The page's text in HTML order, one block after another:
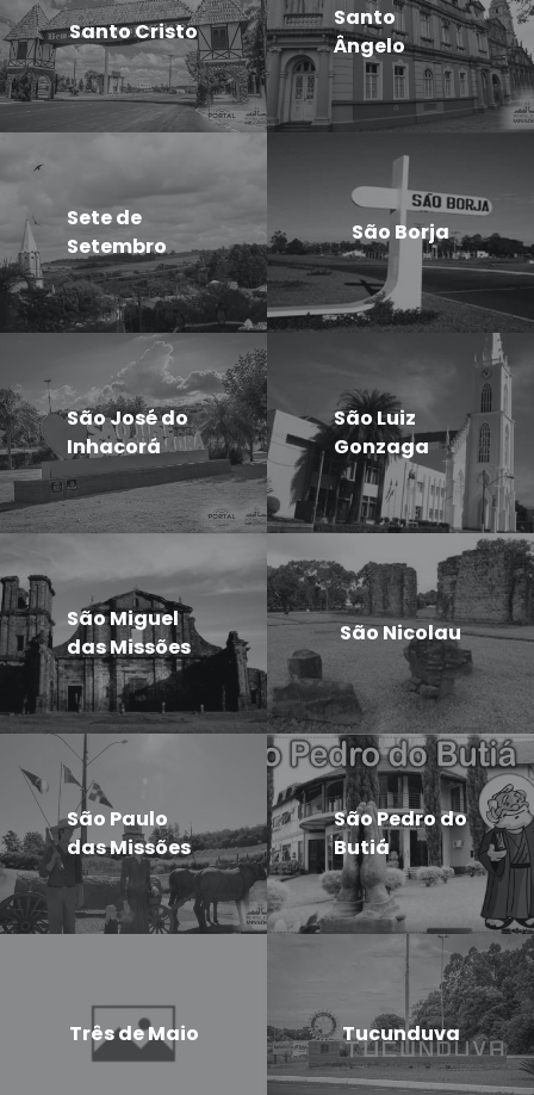
Santo Cristo
Santo
Ângelo
Sete de
Setembro
São Borja
São José do
Inhacorá
São Luiz
Gonzaga
São Miguel
das Missões
São Nicolau
São Paulo
das Missões
São Pedro do
Butiá
Três de Maio Tucunduva